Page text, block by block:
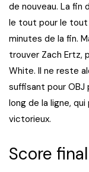
de nouveau. La
le tout pour le tout
minutes de la fin.
trouver Zach Ertz,
White. Il ne reste
suffisant pour OBJ
long de la ligne,
victorieux.
Score